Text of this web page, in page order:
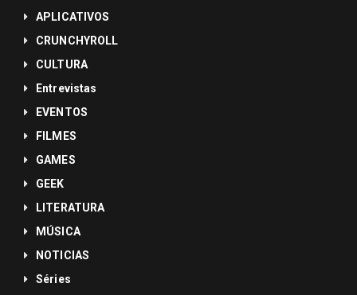
APLICATIVOS
CRUNCHYROLL
CULTURA
Entrevistas
EVENTOS
FILMES
GAMES
GEEK
LITERATURA
MÚSICA
NOTICIAS
Séries